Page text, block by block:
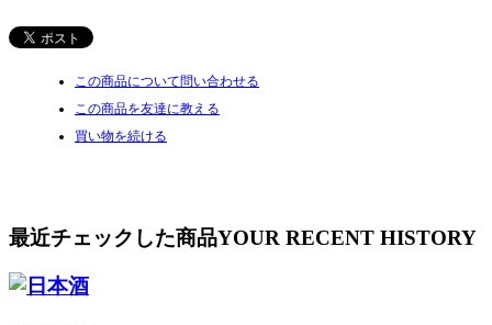
この商品について問い合わせる
この商品を友達に教える
買い物を続ける
最近チェックした商品YOUR RECENT HISTORY